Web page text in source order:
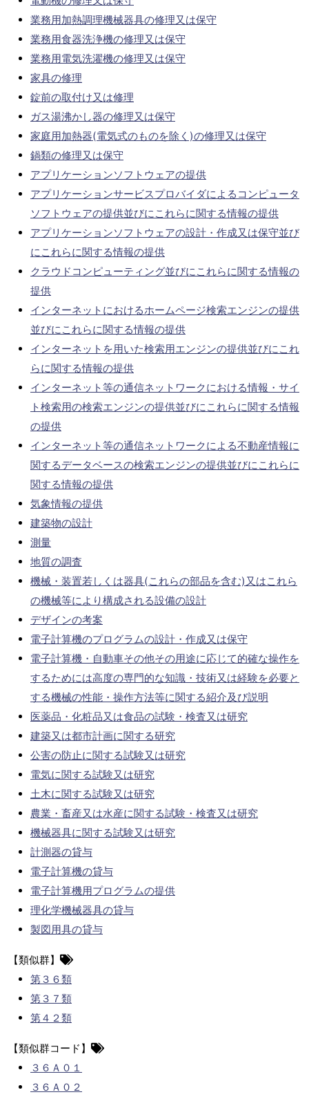
業務用加熱調理機械器具の修理又は保守
業務用食器洗浄機の修理又は保守
業務用電気洗濯機の修理又は保守
家具の修理
錠前の取付け又は修理
ガス湯沸かし器の修理又は保守
家庭用加熱器(電気式のものを除く)の修理又は保守
鍋類の修理又は保守
アプリケーションソフトウェアの提供
アプリケーションサービスプロバイダによるコンピュータ
ソフトウェアの提供並びにこれらに関する情報の提供
アプリケーションソフトウェアの設計・作成又は保守並び
にこれらに関する情報の提供
クラウドコンピューティング並びにこれらに関する情報の
提供
インターネットにおけるホームページ検索エンジンの提供
並びにこれらに関する情報の提供
インターネットを用いた検索用エンジンの提供並びにこれ
らに関する情報の提供
インターネット等の通信ネットワークにおける情報・サイ
ト検索用の検索エンジンの提供並びにこれらに関する情報
の提供
インターネット等の通信ネットワークによる不動産情報に
関するデータベースの検索エンジンの提供並びにこれらに
関する情報の提供
気象情報の提供
建築物の設計
測量
地質の調査
機械・装置若しくは器具(これらの部品を含む)又はこれら
の機械等により構成される設備の設計
デザインの考案
電子計算機のプログラムの設計・作成又は保守
電子計算機・自動車その他その用途に応じて的確な操作を
するためには高度の専門的な知識・技術又は経験を必要と
する機械の性能・操作方法等に関する紹介及び説明
医薬品・化粧品又は食品の試験・検査又は研究
建築又は都市計画に関する研究
公害の防止に関する試験又は研究
電気に関する試験又は研究
土木に関する試験又は研究
農業・畜産又は水産に関する試験・検査又は研究
機械器具に関する試験又は研究
計測器の貸与
電子計算機の貸与
電子計算機用プログラムの提供
理化学機械器具の貸与
製図用具の貸与
【類似群】
第３６類
第３７類
第４２類
【類似群コード】
３６Ａ０１
３６Ａ０２